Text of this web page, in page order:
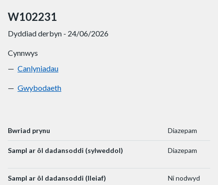
W102231
Dyddiad derbyn - 24/06/2026
Cynnwys
W102231
Canlyniadau
W102231
Gwybodaeth
Bwriad prynu Diazepam
Sampl ar ôl dadansoddi (sylweddol) Diazepam
Sampl ar ôl dadansoddi (lleiaf) Ni nodwyd